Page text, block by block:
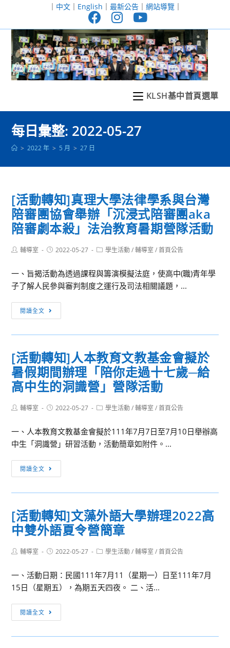
至
｜ 中文｜ English ｜ 最新公告｜ 網站導覽｜
KLSH基中首頁選單
每日彙整: 2022-05-27
> 2022 年 > 5 月 > 27 日
[活動轉知]真理大學法律學系與台灣
陪審團協會舉辦「沉浸式陪審團aka
陪審劇本殺」法治教育暑期營隊活動
Post輔導室
Post2022-05-27
Post學生活動 / 輔導室 / 首頁公告
一、旨揭活動為透過課程與籌演模擬法庭，使高中(職)青年學
子了解人民參與審判制度之運行及司法相關議題，...
閱讀全文
動
轉
真
理
大
學
法
學
系
陪
團
協
舉
「沉
浸
式
[活動轉知]人本教育文教基金會擬於
暑假期間辦理「陪你走過十七歲─給
高中生的洞識營」營隊活動
Post輔導室
Post2022-05-27
Post學生活動 / 輔導室 / 首頁公告
一、人本教育文教基金會擬於111年7月7日至7月10日舉辦高
中生「洞識營」研習活動，活動簡章如附件。...
閱讀全文
動
轉
人
本
育
教
基
金
於
[活動轉知]文藻外語大學辦理2022高
中雙外語夏令營簡章
Post輔導室
Post2022-05-27
Post學生活動 / 輔導室 / 首頁公告
一、活動日期：民國111年7月11（星期一）日至111年7月
15日（星期五），為期五天四夜。 二、活...
閱讀全文
動
轉